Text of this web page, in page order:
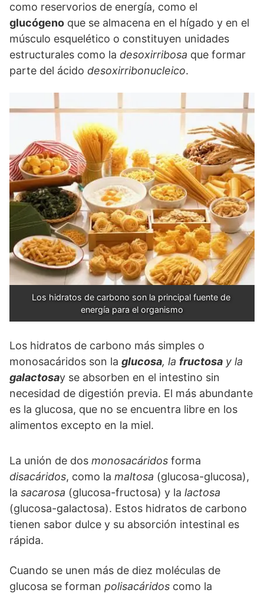
como reservorios de energía, como el
glucógeno que se almacena en el hígado y en el
músculo esquelético o constituyen unidades
estructurales como la desoxirribosa que formar
parte del ácido desoxirribonucleico.
Los hidratos de carbono son la principal fuente de
energía para el organismo
Los hidratos de carbono más simples o
monosacáridos son la glucosa, la fructosa y la
galactosay se absorben en el intestino sin
necesidad de digestión previa. El más abundante
es la glucosa, que no se encuentra libre en los
alimentos excepto en la miel.
La unión de dos monosacáridos forma
disacáridos, como la maltosa (glucosa-glucosa),
la sacarosa (glucosa-fructosa) y la lactosa
(glucosa-galactosa). Estos hidratos de carbono
tienen sabor dulce y su absorción intestinal es
rápida.
Cuando se unen más de diez moléculas de
glucosa se forman polisacáridos como la